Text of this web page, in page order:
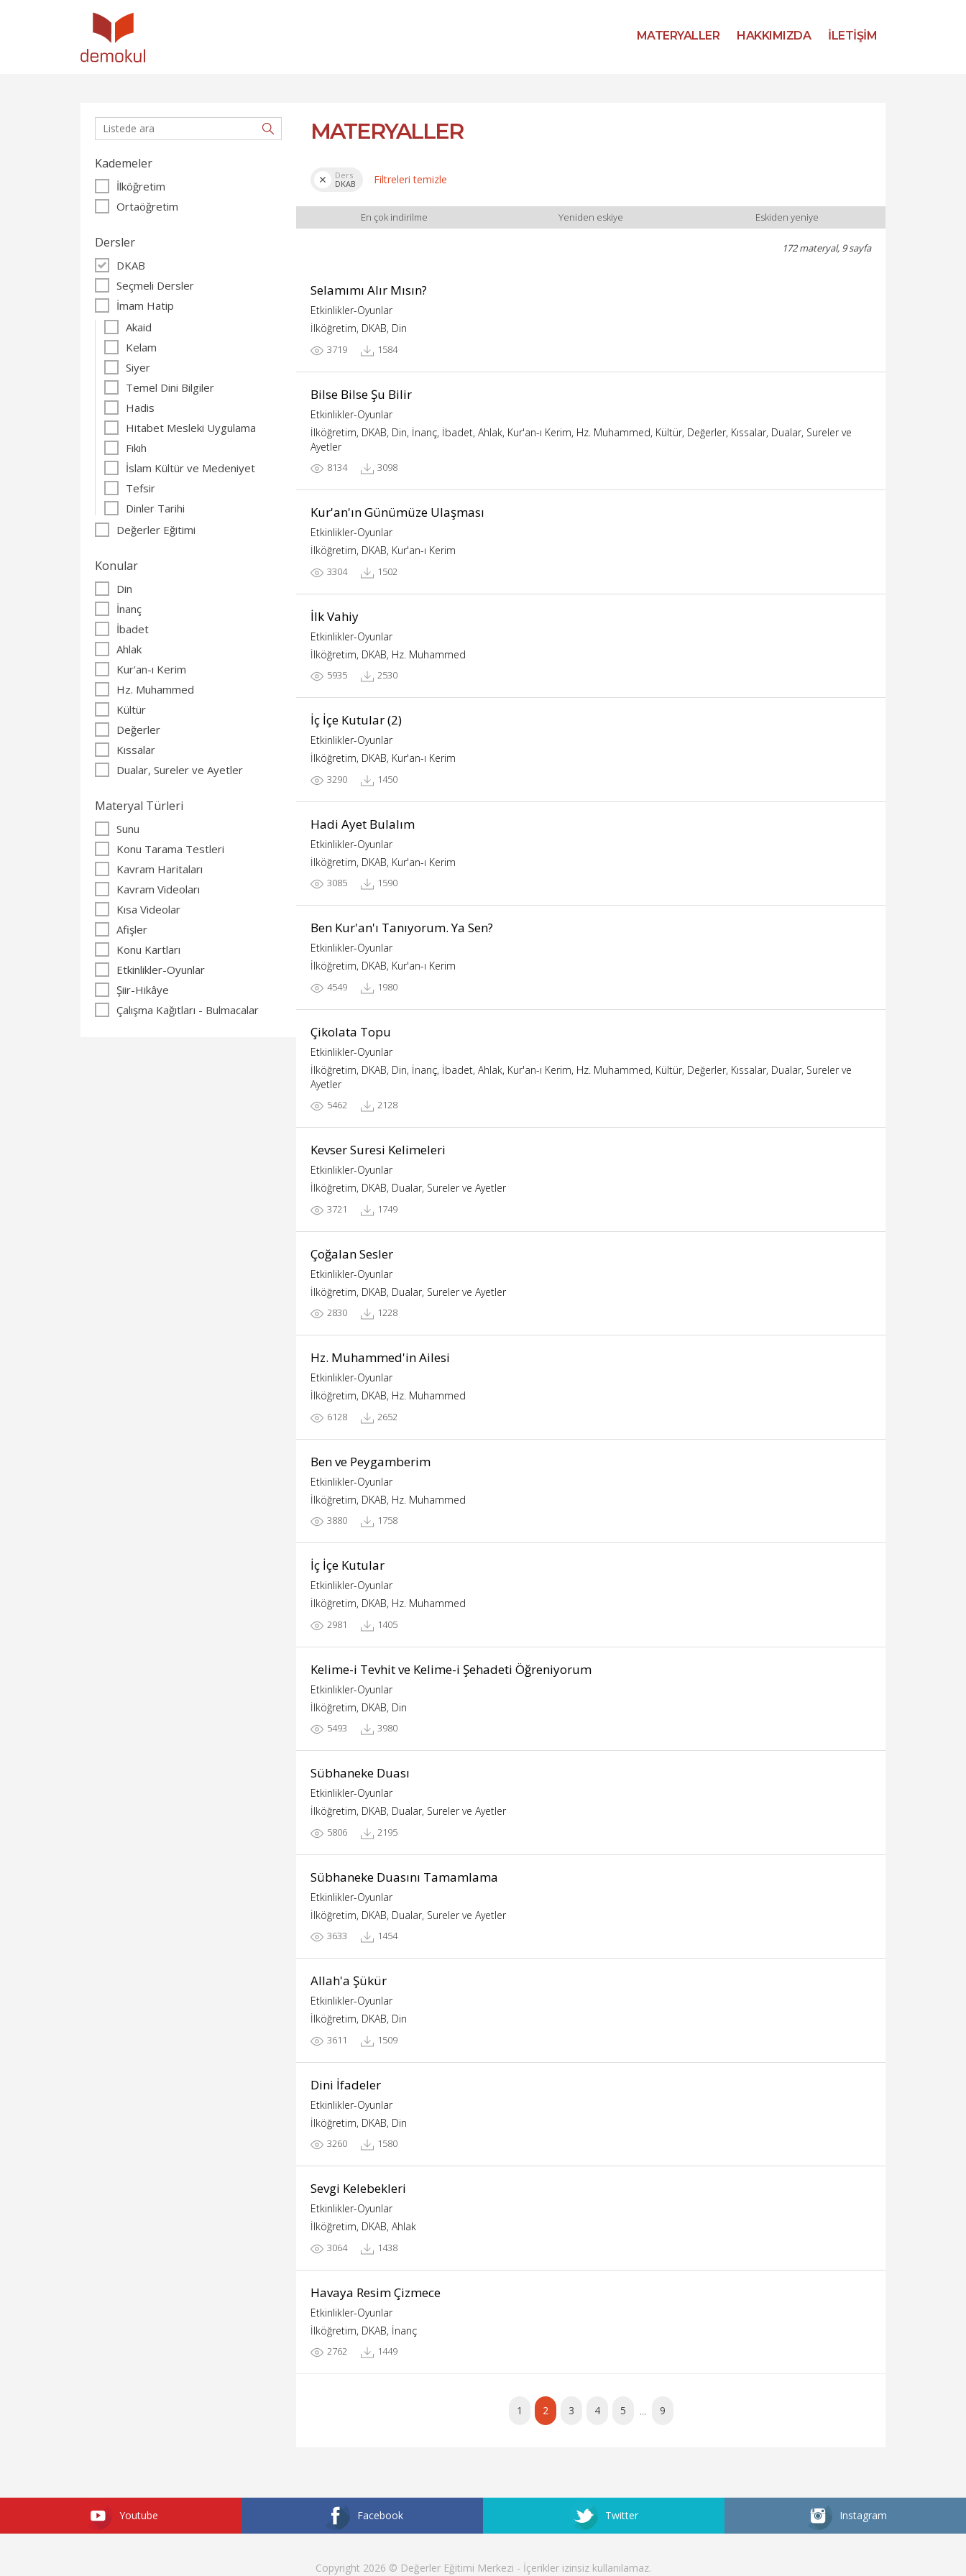
MATERYALLER HAKKIMIZDA İLETİŞİM
Kademeler
İlköğretim
Ortaöğretim
Dersler
DKAB
Seçmeli Dersler
İmam Hatip
Akaid
Kelam
Siyer
Temel Dini Bilgiler
Hadis
Hitabet Mesleki Uygulama
Fıkıh
İslam Kültür ve Medeniyet
Tefsir
Dinler Tarihi
Değerler Eğitimi
Konular
Din
İnanç
İbadet
Ahlak
Kur'an-ı Kerim
Hz. Muhammed
Kültür
Değerler
Kıssalar
Dualar, Sureler ve Ayetler
Materyal Türleri
Sunu
Konu Tarama Testleri
Kavram Haritaları
Kavram Videoları
Kısa Videolar
Afişler
Konu Kartları
Etkinlikler-Oyunlar
Şiir-Hikâye
Çalışma Kağıtları - Bulmacalar
MATERYALLER
Ders
DKAB
Filtreleri temizle
En çok indirilme Yeniden eskiye Eskiden yeniye
172 materyal, 9 sayfa
Selamımı Alır Mısın?
Etkinlikler-Oyunlar
İlköğretim, DKAB, Din
3719 1584
Bilse Bilse Şu Bilir
Etkinlikler-Oyunlar
İlköğretim, DKAB, Din, İnanç, İbadet, Ahlak, Kur'an-ı Kerim, Hz. Muhammed, Kültür, Değerler, Kıssalar, Dualar, Sureler ve
Ayetler
8134 3098
Kur'an'ın Günümüze Ulaşması
Etkinlikler-Oyunlar
İlköğretim, DKAB, Kur'an-ı Kerim
3304 1502
İlk Vahiy
Etkinlikler-Oyunlar
İlköğretim, DKAB, Hz. Muhammed
5935 2530
İç İçe Kutular (2)
Etkinlikler-Oyunlar
İlköğretim, DKAB, Kur'an-ı Kerim
3290 1450
Hadi Ayet Bulalım
Etkinlikler-Oyunlar
İlköğretim, DKAB, Kur'an-ı Kerim
3085 1590
Ben Kur'an'ı Tanıyorum. Ya Sen?
Etkinlikler-Oyunlar
İlköğretim, DKAB, Kur'an-ı Kerim
4549 1980
Çikolata Topu
Etkinlikler-Oyunlar
İlköğretim, DKAB, Din, İnanç, İbadet, Ahlak, Kur'an-ı Kerim, Hz. Muhammed, Kültür, Değerler, Kıssalar, Dualar, Sureler ve
Ayetler
5462 2128
Kevser Suresi Kelimeleri
Etkinlikler-Oyunlar
İlköğretim, DKAB, Dualar, Sureler ve Ayetler
3721 1749
Çoğalan Sesler
Etkinlikler-Oyunlar
İlköğretim, DKAB, Dualar, Sureler ve Ayetler
2830 1228
Hz. Muhammed'in Ailesi
Etkinlikler-Oyunlar
İlköğretim, DKAB, Hz. Muhammed
6128 2652
Ben ve Peygamberim
Etkinlikler-Oyunlar
İlköğretim, DKAB, Hz. Muhammed
3880 1758
İç İçe Kutular
Etkinlikler-Oyunlar
İlköğretim, DKAB, Hz. Muhammed
2981 1405
Kelime-i Tevhit ve Kelime-i Şehadeti Öğreniyorum
Etkinlikler-Oyunlar
İlköğretim, DKAB, Din
5493 3980
Sübhaneke Duası
Etkinlikler-Oyunlar
İlköğretim, DKAB, Dualar, Sureler ve Ayetler
5806 2195
Sübhaneke Duasını Tamamlama
Etkinlikler-Oyunlar
İlköğretim, DKAB, Dualar, Sureler ve Ayetler
3633 1454
Allah'a Şükür
Etkinlikler-Oyunlar
İlköğretim, DKAB, Din
3611 1509
Dini İfadeler
Etkinlikler-Oyunlar
İlköğretim, DKAB, Din
3260 1580
Sevgi Kelebekleri
Etkinlikler-Oyunlar
İlköğretim, DKAB, Ahlak
3064 1438
Havaya Resim Çizmece
Etkinlikler-Oyunlar
İlköğretim, DKAB, İnanç
2762 1449
1 2 3 4 5 ... 9
Youtube Facebook Twitter Instagram
Copyright 2026 © Değerler Eğitimi Merkezi - İçerikler izinsiz kullanılamaz.